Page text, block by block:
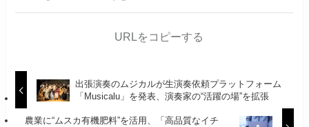
URLをコピーする
出張演奏のムジカルが生演奏依頼プラットフォーム
「Musicalu」を発表、演奏家の“活躍の場”を拡張
農業に“ムスカ有機肥料”を活用、「高品質なイチ